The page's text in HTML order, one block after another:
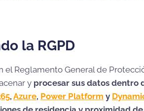
la RGPD
el Reglamento General de
y procesar sus datos dentro
, Azure, Power Platform y